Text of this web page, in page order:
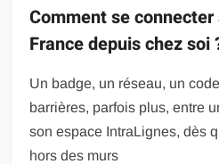
Comment se
France depuis chez soi
Un badge, un réseau, un
barrières, parfois plus, entre
son espace IntraLignes, dès
hors des murs